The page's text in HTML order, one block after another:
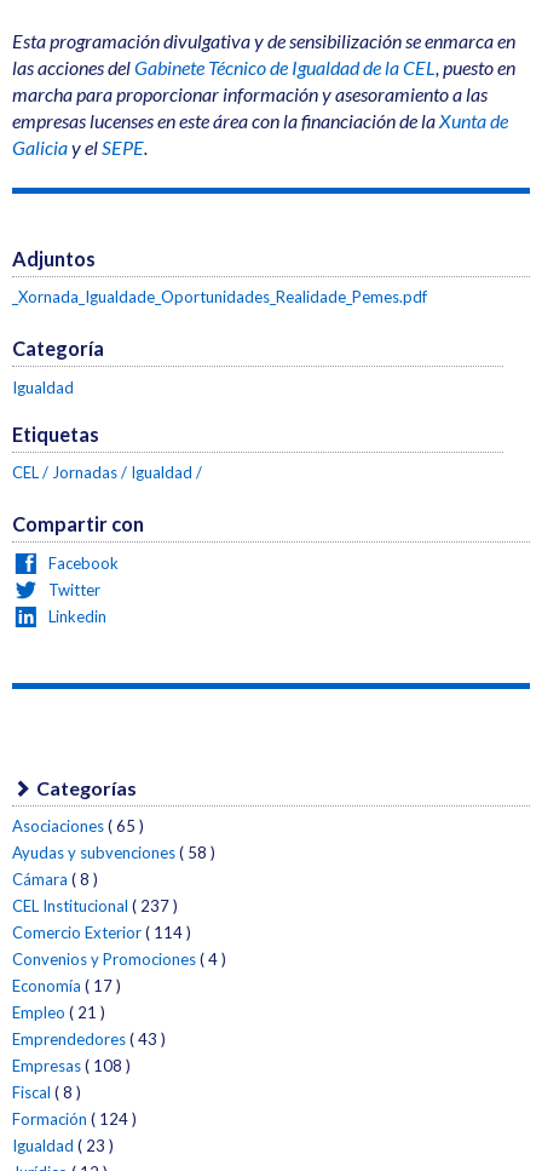
Esta programación divulgativa y de sensibilización se enmarca en
las acciones delGabinete Técnico de Igualdad de la CEL , puesto en
marcha para proporcionar información y asesoramiento a las
empresas lucenses en este área con la financiación de la Xunta de
Galiciay el SEPE
Adjuntos
_Xornada_Igualdade_Oportunidades_Realidade_Pemes.pdf
Categoría
Igualdad
Etiquetas
CEL Jornadas Igualdad
Compartir con
Facebook
Twitter
Linkedin
Categorías
Asociaciones( 65 )
Ayudas y subvenciones( 58 )
Cámara ( 8 )
CEL Institucional ( 237 )
Comercio Exterior( 114 )
Convenios y Promociones( 4 )
Economía ( 17 )
Empleo ( 21 )
Emprendedores( 43 )
Empresas( 108 )
Fiscal ( 8 )
Formación ( 124 )
Igualdad ( 23 )